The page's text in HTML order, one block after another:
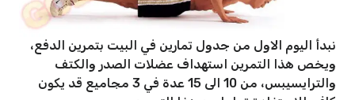
نبدأ اليوم الاول من جدول تمارين في البيت بتمرين الدفع،
ويخص هذا التمرين استهداف عضلات الصدر والكتف
والترايسيبس، من 10 الى 15 عدة في 3 مجاميع قد يكون